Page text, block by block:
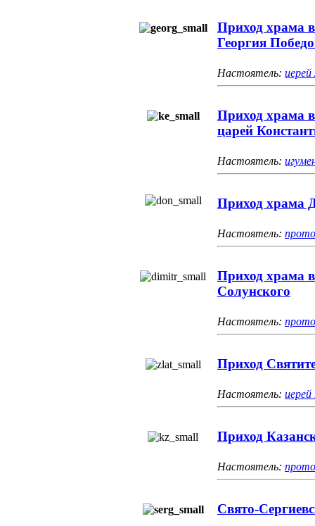
Приход храма
Георгия
Настоятель: иерей
Приход храма
царей
Настоятель:
Приход храма
Настоятель:
Приход храма
Солунского
Настоятель:
Приход
Настоятель: иерей
Приход
Настоятель:
Свято-